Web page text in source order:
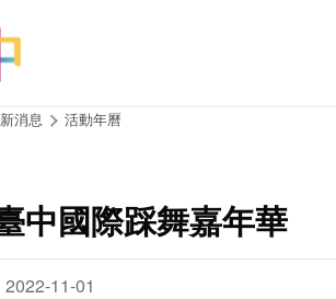
消息 活動年曆
中國際踩舞嘉年華
11-01